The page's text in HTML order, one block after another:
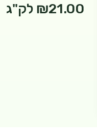
₪21.00 לק"ג